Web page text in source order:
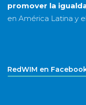
promover la
en América Latina y
RedWIM en